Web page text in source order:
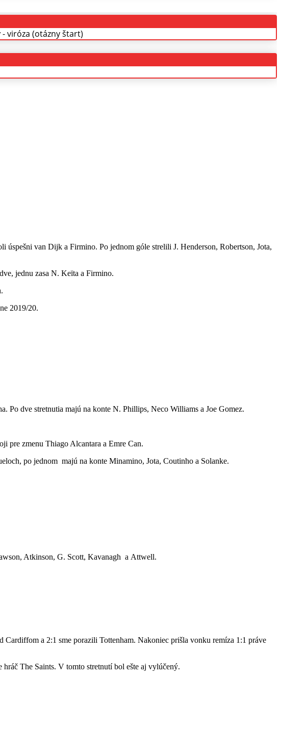
- viróza (otázny štart)
úspešni van Dijk a Firmino. Po jednom góle strelili J. Henderson, Robertson, Jota,
jednu zasa N. Keïta a Firmino.
2019/20.
Po dve stretnutia majú na konte N. Phillips, Neco Williams a Joe Gomez.
pre zmenu Thiago Alcantara a Emre Can.
po jednom majú na konte Minamino, Jota, Coutinho a Solanke.
Atkinson, G. Scott, Kavanagh a Attwell.
a 2:1 sme porazili Tottenham. Nakoniec prišla vonku remíza 1:1 práve
The Saints. V tomto stretnutí bol ešte aj vylúčený.